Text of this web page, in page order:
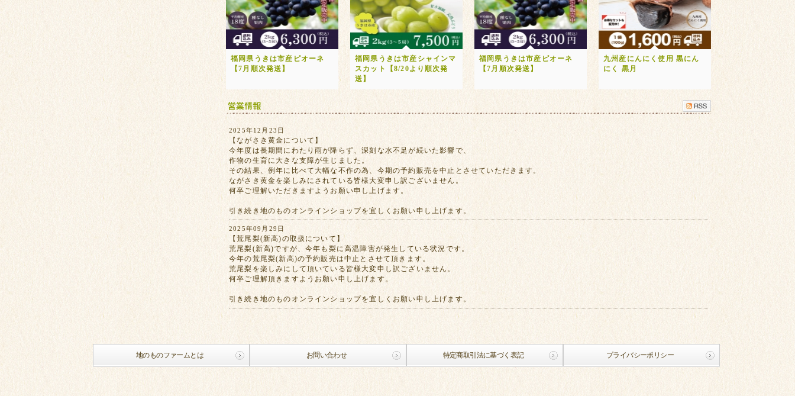
福岡県うきは市産ピオーネ
【7月順次発送】
福岡県うきは市産シャインマ
スカット【8/20より順次発
送】
福岡県うきは市産ピオーネ
【7月順次発送】
九州産にんにく使用 黒にん
にく 黒月
2025年12月23日
【ながさき黄金について】
今年度は長期間にわたり雨が降らず、深刻な水不足が続いた影響で、
作物の生育に大きな支障が生じました。
その結果、例年に比べて大幅な不作の為、今期の予約販売を中止とさせていただきます。
ながさき黄金を楽しみにされている皆様大変申し訳ございません。
何卒ご理解いただきますようお願い申し上げます。
引き続き地のものオンラインショップを宜しくお願い申し上げます。
2025年09月29日
【荒尾梨(新高)の取扱について】
荒尾梨(新高)ですが、今年も梨に高温障害が発生している状況です。
今年の荒尾梨(新高)の予約販売は中止とさせて頂きます。
荒尾梨を楽しみにして頂いている皆様大変申し訳ございません。
何卒ご理解頂きますようお願い申し上げます。
引き続き地のものオンラインショップを宜しくお願い申し上げます。
地のものファームとは お問い合わせ 特定商取引法に基づく表記 プライバシーポリシー